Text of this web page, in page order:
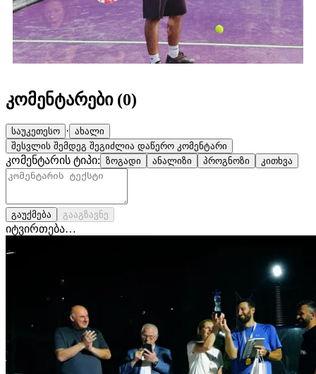
კომენტარები (0)
საუკეთესო · ახალი
შესვლის შემდეგ შეგიძლია დაწერო კომენტარი
კომენტარის ტიპი: ზოგადი ანალიზი პროგნოზი კითხვა
გაუქმება გააგზავნე
იტვირთება…